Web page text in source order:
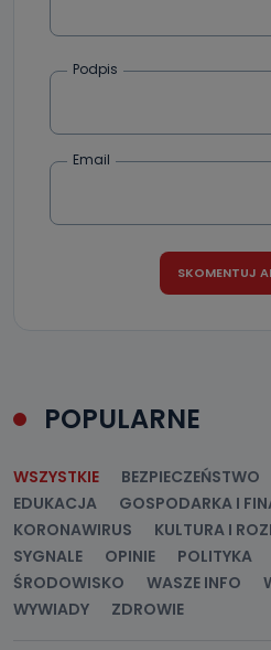
Podpis
Email
POPULARNE
WSZYSTKIE BEZPIECZEŃSTWO
EDUKACJA
GOSPODARKA I
KORONAWIRUS
KULTURA I
SYGNALE
OPINIE POLITYKA
ŚRODOWISKO
WASZE INFO
WYWIADY
ZDROWIE